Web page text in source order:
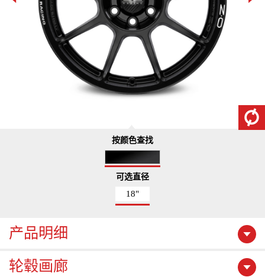
按颜色查找
可选直径
18"
产品明细
轮毂画廊